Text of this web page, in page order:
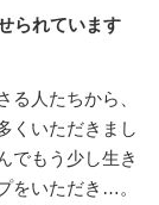
られています
人たちから、
くいただきまし
でもう少し生き
をいただき…。